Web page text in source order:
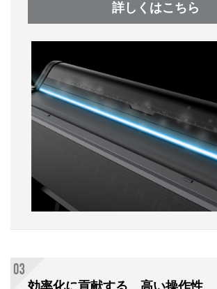
詳しくはこちら